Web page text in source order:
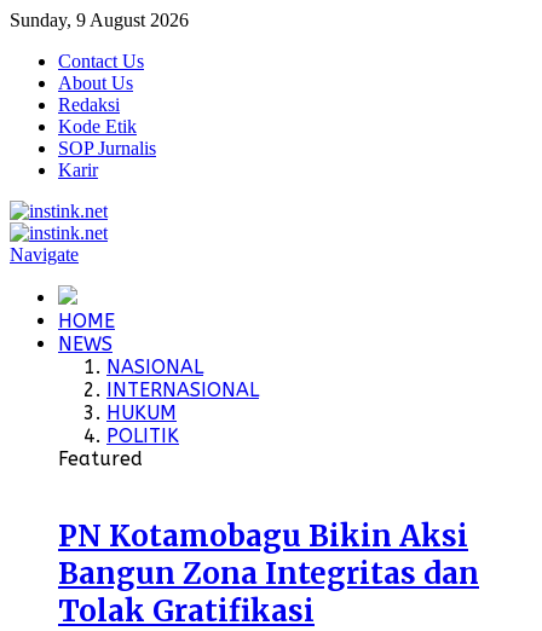
Sunday, 9 August 2026
Contact Us
About Us
Redaksi
Kode Etik
SOP Jurnalis
Karir
Navigate
HOME
NEWS
NASIONAL
INTERNASIONAL
HUKUM
POLITIK
Featured
PN Kotamobagu Bikin Aksi
Bangun Zona Integritas dan
Tolak Gratifikasi